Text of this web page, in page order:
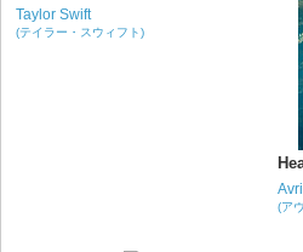
Taylor Swift
(テイラー・スウィフト)
(ア